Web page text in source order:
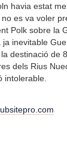
havia estat
es va voler
Polk sobre la
inevitable
destinació de
dels Rius
intolerable.